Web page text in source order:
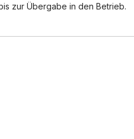
zur Übergabe in den Betrieb.